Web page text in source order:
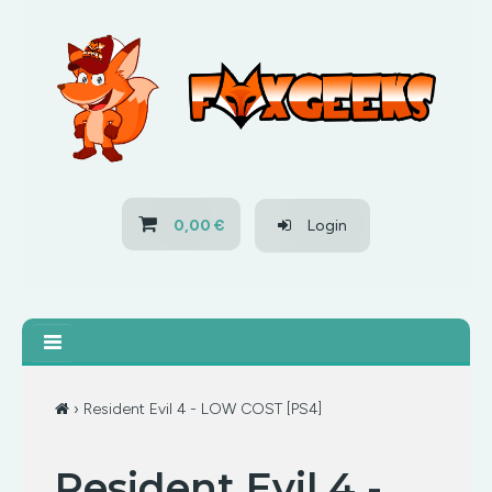
0,00 € Login
HOME
OFERTAS
XBOX ONE
› Resident Evil 4 - LOW COST [PS4]